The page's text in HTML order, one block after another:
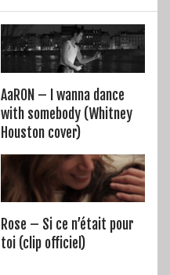
AaRON – I wanna dance
with somebody (Whitney
Houston cover)
Rose – Si ce n’était pour
toi (clip officiel)